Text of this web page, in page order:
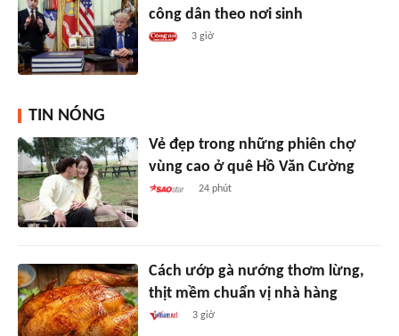
công dân theo nơi sinh
3 giờ
TIN NÓNG
Vẻ đẹp trong những phiên chợ
vùng cao ở quê Hồ Văn Cường
24 phút
Cách ướp gà nướng thơm lừng,
thịt mềm chuẩn vị nhà hàng
3 giờ